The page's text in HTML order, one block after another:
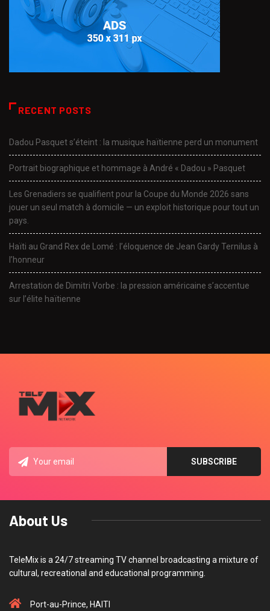
RECENT POSTS
Dadou Pasquet s’éteint : la musique haïtienne perd un monument
Portrait biographique et hommage à André « Dadou » Pasquet
Les Grenadiers se qualifient pour la Coupe du Monde 2026 sans
jouer un seul match à domicile — un exploit historique pour tout un
pays.
Haïti au Grand Rex de Lomé : l’éloquence de Jean Gardy Ternilus à
l’honneur
Arrestation de Dimitri Vorbe : la pression américaine s’accentue
sur l’élite haïtienne
About Us
TeleMix is a 24/7 streaming TV channel broadcasting a mixture of
cultural, recreational and educational programming.
Port-au-Prince, HAITI